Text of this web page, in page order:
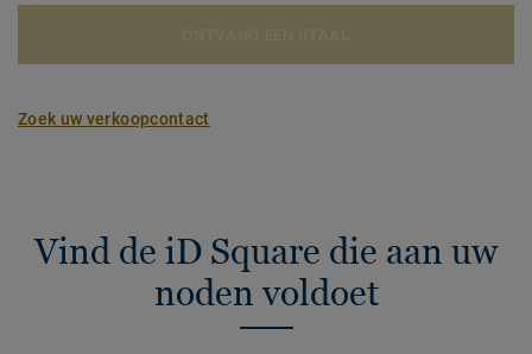
Zoek uw verkoopcontact
Vind de iD Square die aan uw
noden voldoet